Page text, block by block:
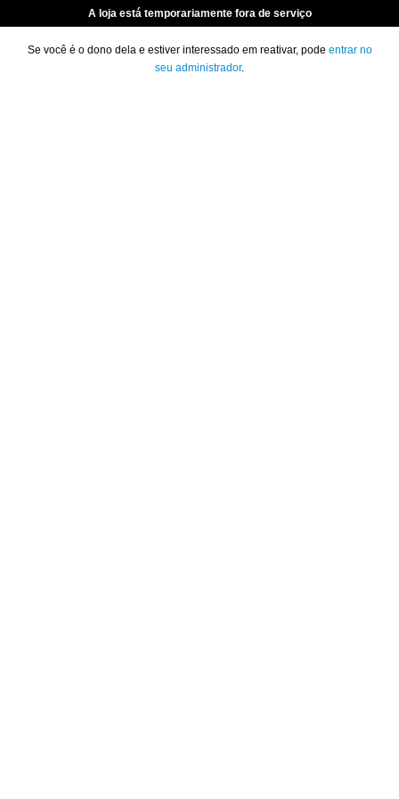
A loja está temporariamente fora de serviço
Se você é o dono dela e estiver interessado em reativar, pode entrar no
seu administrador.